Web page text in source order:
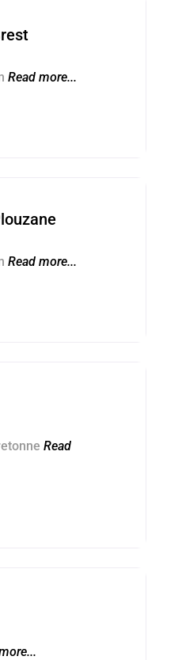
Read more...
Read more...
Read